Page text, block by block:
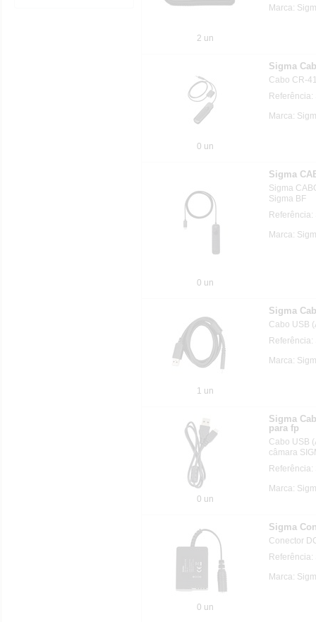
2 un
Marca:
0 un
Sigma
Cabo CR-
Referência:
Marca:
0 un
Sigma
Sigma
Sigma BF
Referência:
Marca:
1 un
Sigma
Cabo USB
Referência:
Marca:
0 un
Sigma
para fp
Cabo USB
câmara
Referência:
Marca:
0 un
Sigma
Conector
Referência:
Marca: